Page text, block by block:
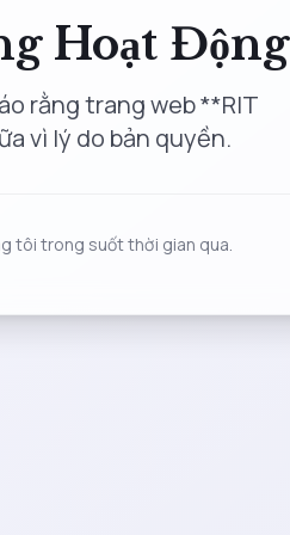
Hoạt Động
rằng trang web **RIT
vì lý do bản quyền.
tôi trong suốt thời gian qua.